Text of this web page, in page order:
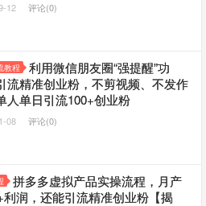
12 评论(0)
教程
利用微信朋友圈“强提醒”功
流精准创业粉，不剪视频、不发作
人单日引流100+创业粉
08 评论(0)
拼多多虚拟产品实操流程，月产
利润，还能引流精准创业粉【揭